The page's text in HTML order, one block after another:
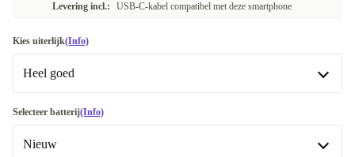
Levering incl.:
USB-C-kabel compatibel met deze smartphone
Kies uiterlijk(Info)
Heel goed
Goed
Heel goed
Selecteer batterij(Info)
Nieuw